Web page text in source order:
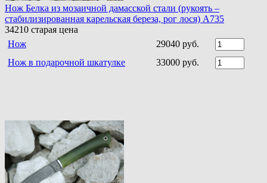
Нож Белка из мозаичной дамасской стали (рукоять –
стабилизированная карельская береза, рог лося) A735
34210 старая цена
Нож
29040 руб.
Нож в подарочной шкатулке
33000 руб.